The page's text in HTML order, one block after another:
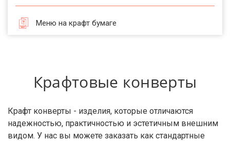
Меню на крафт бумаге
Крафтовые конверты
Крафт конверты - изделия, которые отличаются
надежностью, практичностью и эстетичным внешним
видом. У нас вы можете заказать как стандартные